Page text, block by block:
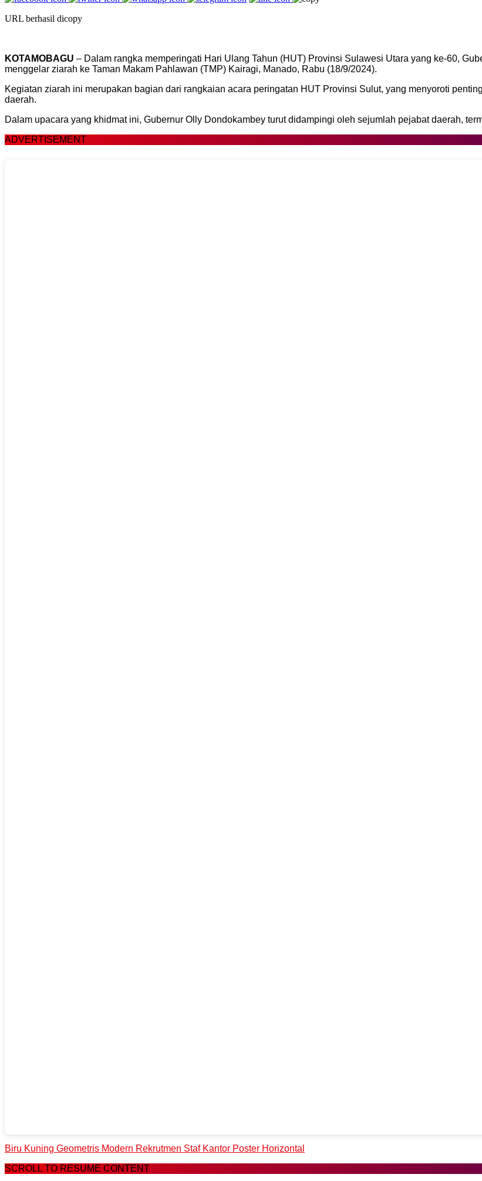
URL berhasil dicopy
KOTAMOBAGU – Dalam rangka memperingati Hari Ulang Tahun (HUT) Provinsi Sulawesi Utara yang ke-60,
menggelar ziarah ke Taman Makam Pahlawan (TMP) Kairagi, Manado, Rabu (18/9/2024).
Kegiatan ziarah ini merupakan bagian dari rangkaian acara peringatan HUT Provinsi Sulut, yang menyoroti
daerah.
Dalam upacara yang khidmat ini, Gubernur Olly Dondokambey turut didampingi oleh sejumlah pejabat daerah,
ADVERTISEMENT
Biru Kuning Geometris Modern Rekrutmen Staf Kantor Poster Horizontal
SCROLL TO RESUME CONTENT